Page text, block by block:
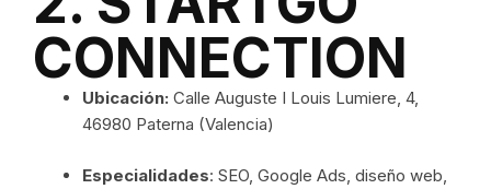
CONNECTION
Ubicación: Calle Auguste I Louis Lumiere, 4,
46980 Paterna (Valencia)
Especialidades: SEO, Google Ads, diseño web,